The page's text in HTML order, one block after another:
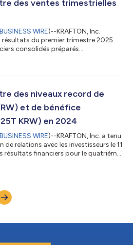
des ventes trimestrielles
BUSINESS WIRE)--KRAFTON, Inc.
du premier trimestre 2025.
consolidés préparés
milliards KRW et un bénéfice
trimestriel, la croissance en
établi des rec...
des niveaux record de
et de bénéfice
KRW) en 2024
BUSINESS WIRE)--KRAFTON, Inc. a tenu
relations avec les investisseurs le 11
résultats financiers pour le quatrième
KRW et un bénéfice
pour 2024, marquant de
Ces résultats...